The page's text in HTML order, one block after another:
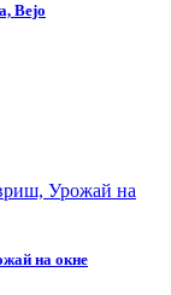
Bejo
на окне